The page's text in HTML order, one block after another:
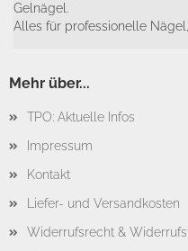
Gelnägel.
Alles für professionelle
Mehr über...
TPO: Aktuelle Infos
Impressum
Kontakt
Liefer- und Versandkosten
Widerrufsrecht &